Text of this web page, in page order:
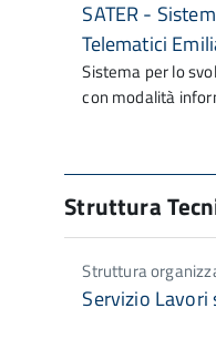
SATER -
Telematici
Sistema per lo
con modalità
Struttura
Struttura
Servizio Lavori